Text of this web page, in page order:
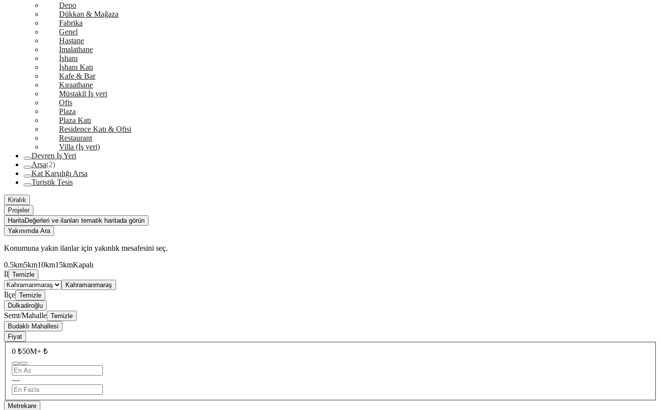
Depo
Dükkan & Mağaza
Fabrika
Genel
Hastane
İmalathane
İşhanı
İşhanı Katı
Kafe & Bar
Kıraathane
Müstakil İş yeri
Ofis
Plaza
Plaza Katı
Residence Katı & Ofisi
Restaurant
Villa (İş yeri)
Devren İş Yeri
Arsa(2)
Kat Karşılığı Arsa
Turistik Tesis
Kiralık
Projeler
HaritaDeğerleri ve ilanları tematik haritada görün
Yakınımda Ara
Konumuna yakın ilanlar için yakınlık mesafesini seç.
0.5km5km10km15kmKapalı
İl Temizle
Kahramanmaraş
İlçe Temizle
Dulkadiroğlu
Semt/Mahalle Temizle
Budaklı Mahallesi
Fiyat
0 ₺50M+ ₺
—
Metrekare